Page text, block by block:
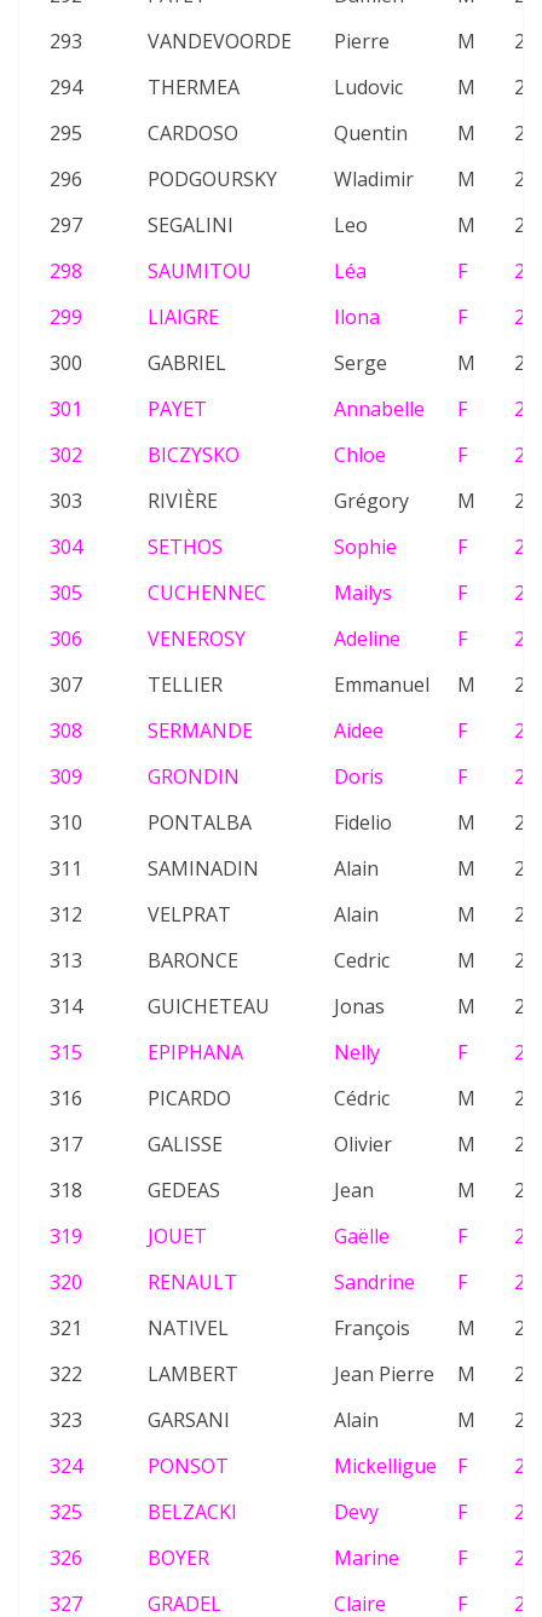
293
VANDEVOORDE Pierre M
294
THERMEA Ludovic M
295
CARDOSO Quentin M
296
PODGOURSKY Wladimir M
297
SEGALINI Leo M
298
SAUMITOU Léa F
299
LIAIGRE Ilona F
300
GABRIEL Serge M
301
PAYET Annabelle F
302
BICZYSKO Chloe F
303
RIVIÈRE Grégory M
304
SETHOS Sophie F
305
CUCHENNEC Mailys F
306
VENEROSY Adeline F
307
TELLIER Emmanuel M
308
SERMANDE Aidee F
309
GRONDIN Doris F
310
PONTALBA Fidelio M
311
SAMINADIN Alain M
312
VELPRAT Alain M
313
BARONCE Cedric M
314
GUICHETEAU Jonas M
315
EPIPHANA Nelly F
316
PICARDO Cédric M
317
GALISSE Olivier M
318
GEDEAS Jean M
319
JOUET Gaëlle F
320
RENAULT Sandrine F
321
NATIVEL François M
322
LAMBERT Jean Pierre M
323
GARSANI Alain M
324
PONSOT Mickelligue F
325
BELZACKI Devy F
326
BOYER Marine F
327
GRADEL Claire F